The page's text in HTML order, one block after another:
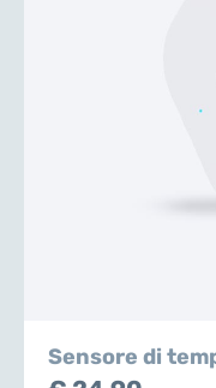
Sensore di